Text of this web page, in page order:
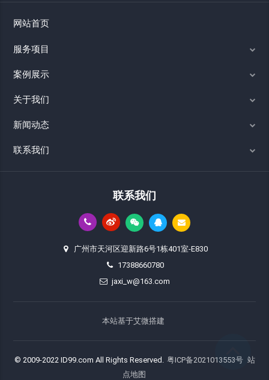
网站首页
服务项目
案例展示
关于我们
新闻动态
联系我们
联系我们
广州市天河区迎新路6号1栋401室-E830
17388660780
jaxi_w@163.com
本站基于艾微搭建
© 2009-2022 ID99.com All Rights Reserved. 粤ICP备2021013553号 站
点地图